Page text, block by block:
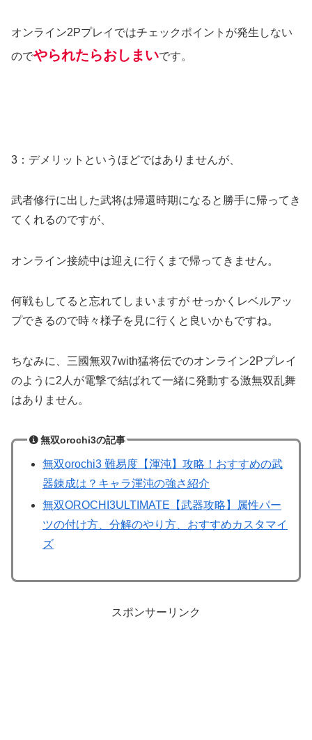
オンライン2Pプレイではチェックポイントが発生しない
のでやられたらおしまいです。
3：デメリットというほどではありませんが、
武者修行に出した武将は帰還時期になると勝手に帰ってき
てくれるのですが、
オンライン接続中は迎えに行くまで帰ってきません。
何戦もしてると忘れてしまいますが せっかくレベルアッ
プできるので時々様子を見に行くと良いかもですね。
ちなみに、三國無双7with猛将伝でのオンライン2Pプレイ
のように2人が電撃で結ばれて一緒に発動する激無双乱舞
はありません。
無双orochi3の記事
無双orochi3 難易度【渾沌】攻略！おすすめの武
器錬成は？キャラ渾沌の強さ紹介
無双OROCHI3ULTIMATE【武器攻略】属性パー
ツの付け方、分解のやり方、おすすめカスタマイ
ズ
スポンサーリンク